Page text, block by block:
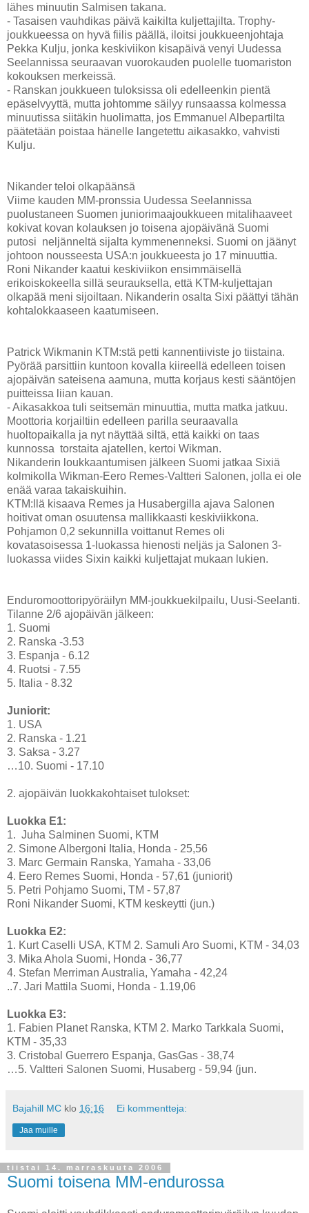
lähes minuutin Salmisen takana.
- Tasaisen vauhdikas päivä kaikilta kuljettajilta. Trophy-
joukkueessa on hyvä fiilis päällä, iloitsi joukkueenjohtaja
Pekka Kulju, jonka keskiviikon kisapäivä venyi Uudessa
Seelannissa seuraavan vuorokauden puolelle tuomariston
kokouksen merkeissä.
- Ranskan joukkueen tuloksissa oli edelleenkin pientä
epäselvyyttä, mutta johtomme säilyy runsaassa kolmessa
minuutissa siitäkin huolimatta, jos Emmanuel Albepartilta
päätetään poistaa hänelle langetettu aikasakko, vahvisti
Kulju.
Nikander teloi olkapäänsä
Viime kauden MM-pronssia Uudessa Seelannissa
puolustaneen Suomen juniorimaajoukkueen mitalihaaveet
kokivat kovan kolauksen jo toisena ajopäivänä Suomi
putosi neljänneltä sijalta kymmenenneksi. Suomi on jäänyt
johtoon nousseesta USA:n joukkueesta jo 17 minuuttia.
Roni Nikander kaatui keskiviikon ensimmäisellä
erikoiskokeella sillä seurauksella, että KTM-kuljettajan
olkapää meni sijoiltaan. Nikanderin osalta Sixi päättyi tähän
kohtalokkaaseen kaatumiseen.
Patrick Wikmanin KTM:stä petti kannentiiviste jo tiistaina.
Pyörää parsittiin kuntoon kovalla kiireellä edelleen toisen
ajopäivän sateisena aamuna, mutta korjaus kesti sääntöjen
puitteissa liian kauan.
- Aikasakkoa tuli seitsemän minuuttia, mutta matka jatkuu.
Moottoria korjailtiin edelleen parilla seuraavalla
huoltopaikalla ja nyt näyttää siltä, että kaikki on taas
kunnossa torstaita ajatellen, kertoi Wikman.
Nikanderin loukkaantumisen jälkeen Suomi jatkaa Sixiä
kolmikolla Wikman-Eero Remes-Valtteri Salonen, jolla ei ole
enää varaa takaiskuihin.
KTM:llä kisaava Remes ja Husabergilla ajava Salonen
hoitivat oman osuutensa mallikkaasti keskiviikkona.
Pohjamon 0,2 sekunnilla voittanut Remes oli
kovatasoisessa 1-luokassa hienosti neljäs ja Salonen 3-
luokassa viides Sixin kaikki kuljettajat mukaan lukien.
Enduromoottoripyöräilyn MM-joukkuekilpailu, Uusi-Seelanti.
Tilanne 2/6 ajopäivän jälkeen:
1. Suomi
2. Ranska -3.53
3. Espanja - 6.12
4. Ruotsi - 7.55
5. Italia - 8.32
Juniorit:
1. USA
2. Ranska - 1.21
3. Saksa - 3.27
…10. Suomi - 17.10
2. ajopäivän luokkakohtaiset tulokset:
Luokka E1:
1. Juha Salminen Suomi, KTM
2. Simone Albergoni Italia, Honda - 25,56
3. Marc Germain Ranska, Yamaha - 33,06
4. Eero Remes Suomi, Honda - 57,61 (juniorit)
5. Petri Pohjamo Suomi, TM - 57,87
Roni Nikander Suomi, KTM keskeytti (jun.)
Luokka E2:
1. Kurt Caselli USA, KTM 2. Samuli Aro Suomi, KTM - 34,03
3. Mika Ahola Suomi, Honda - 36,77
4. Stefan Merriman Australia, Yamaha - 42,24
..7. Jari Mattila Suomi, Honda - 1.19,06
Luokka E3:
1. Fabien Planet Ranska, KTM 2. Marko Tarkkala Suomi,
KTM - 35,33
3. Cristobal Guerrero Espanja, GasGas - 38,74
…5. Valtteri Salonen Suomi, Husaberg - 59,94 (jun.
Bajahill MC klo 16:16 Ei kommentteja:
Jaa muille
tiistai 14. marraskuuta 2006
Suomi toisena MM-endurossa